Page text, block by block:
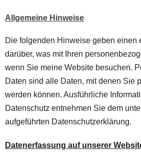
Allgemeine Hinweise
Die folgenden Hinweise geben einen
darüber, was mit Ihren
wenn Sie meine Website besuchen.
Daten sind alle Daten, mit denen Sie
werden können. Ausführliche
Datenschutz entnehmen Sie dem
aufgeführten Datenschutzerklärung.
Datenerfassung auf unserer